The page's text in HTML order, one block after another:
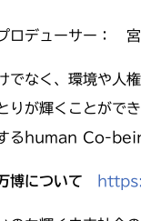
ロデューサー：
でなく、環境や人
りが輝くことがで
るhuman Co-
博について